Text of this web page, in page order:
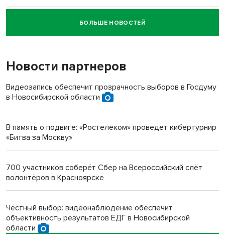
Новосибирский суд наказал водителя за смерть
пенсионерки на вокзале
«Мы живём на пастбище!»: в новосибирском селе лошади
терроризируют жителей
Инвалид получил условный срок за избиение врачей
БОЛЬШЕ НОВОСТЕЙ
Новости партнеров
Видеозапись обеспечит прозрачность выборов в Госдуму
в Новосибирской области
В память о подвиге: «Ростелеком» проведет кибертурнир
«Битва за Москву»
700 участников соберёт Сбер на Всероссийский слёт
волонтёров в Красноярске
Честный выбор: видеонаблюдение обеспечит
объективность результатов ЕДГ в Новосибирской
области